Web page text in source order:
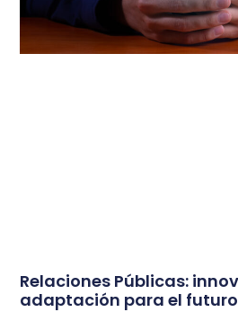
Relaciones Públicas:
adaptación para el futuro